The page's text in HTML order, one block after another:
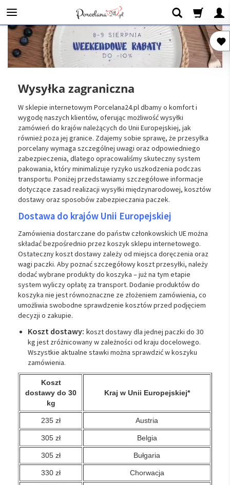
Wysyłka zagraniczna
W sklepie internetowym Porcelana24.pl dbamy o komfort i
wygodę naszych klientów, oferując możliwość wysyłki
zamówień do krajów należących do Unii Europejskiej, jak
również poza jej granice. Zdajemy sobie sprawę, że przesyłka
porcelany wymaga szczególnej uwagi oraz odpowiedniego
zabezpieczenia, dlatego opracowaliśmy skuteczny system
pakowania, który minimalizuje ryzyko uszkodzenia podczas
transportu. Poniżej przedstawiamy szczegółowe informacje
dotyczące zasad realizacji wysyłki międzynarodowej, kosztów
dostawy oraz sposobów zabezpieczania paczek.
Dostawa do krajów Unii Europejskiej
Zamówienia dostarczane do państw członkowskich UE można
składać bezpośrednio przez koszyk sklepu internetowego.
Ostateczny koszt dostawy zależy od miejsca doręczenia oraz
wagi paczki. Aby poznać szczegółowy koszt przesyłki, należy
dodać wybrane produkty do koszyka – już na tym etapie
system wyliczy opłatę za transport. Dodanie produktów do
koszyka nie jest równoznaczne ze złożeniem zamówienia, co
umożliwia swobodne sprawdzenie kosztów przed podjęciem
decyzji o zakupie.
Koszt dostawy: koszt dostawy dla jednej paczki do 30
kg jest zróżnicowany w zależności od kraju docelowego.
Wszystkie aktualne stawki można sprawdzić w koszyku
zamówienia.
Koszt
dostawy do 30
kg
Kraj w Unii Europejskiej*
235 zł Austria
305 zł Belgia
305 zł Bułgaria
330 zł Chorwacja